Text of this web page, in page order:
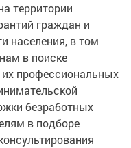
территории
граждан и
населения, в том
в поиске
профессиональных
безработных
в подборе